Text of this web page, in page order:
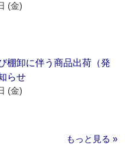
(金)
棚卸に伴う商品出荷（発
らせ
(金)
もっと見る »